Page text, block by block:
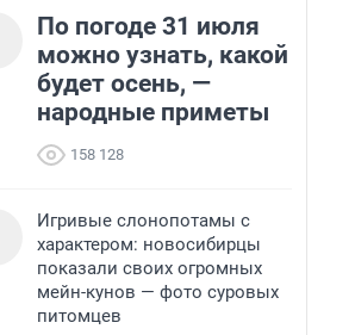
По погоде 31 июля
можно узнать, какой
будет осень, —
народные приметы
158 128
Игривые слонопотамы с
характером: новосибирцы
показали своих огромных
мейн-кунов — фото суровых
питомцев